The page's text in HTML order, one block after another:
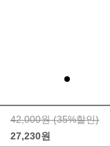
42,000원 (35%할인)
27,230원